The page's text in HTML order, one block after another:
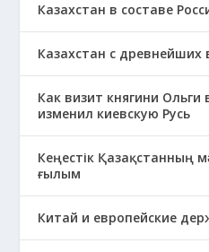
Казахстан в составе
Казахстан с
Как визит княгини
изменил киевскую Русь
Кеңестік Қазақстанның
ғылым
Китай и европейские